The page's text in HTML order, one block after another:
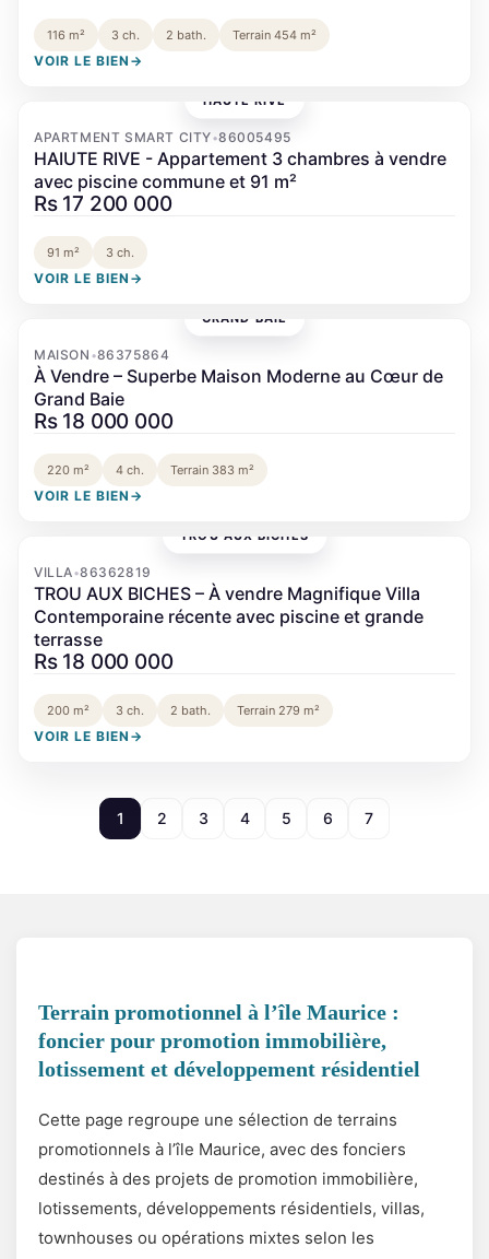
116 m² 3 ch. 2 bath. Terrain 454 m²
VOIR LE BIEN →
HAUTE RIVE
APARTMENT SMART CITY•86005495
HAIUTE RIVE - Appartement 3 chambres à vendre
avec piscine commune et 91 m²
Rs 17 200 000
91 m² 3 ch.
VOIR LE BIEN →
GRAND BAIE
MAISON •86375864
À Vendre – Superbe Maison Moderne au Cœur de
Grand Baie
Rs 18 000 000
220 m² 4 ch. Terrain 383 m²
VOIR LE BIEN →
TROU AUX BICHES
VILLA•86362819
TROU AUX BICHES – À vendre Magnifique Villa
Contemporaine récente avec piscine et grande
terrasse
Rs 18 000 000
200 m² 3 ch. 2 bath. Terrain 279 m²
VOIR LE BIEN →
1 2 3 4 5 6 7
Terrain promotionnel à l’île Maurice :
foncier pour promotion immobilière,
lotissement et développement résidentiel
Cette page regroupe une sélection de terrains
promotionnels à l’île Maurice, avec des fonciers
destinés à des projets de promotion immobilière,
lotissements, développements résidentiels, villas,
townhouses ou opérations mixtes selon les